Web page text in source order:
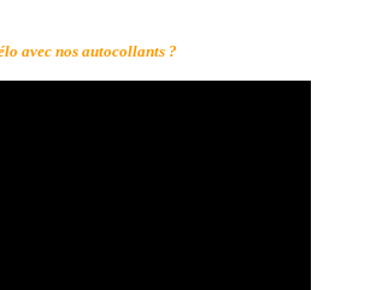
avec nos autocollants ?